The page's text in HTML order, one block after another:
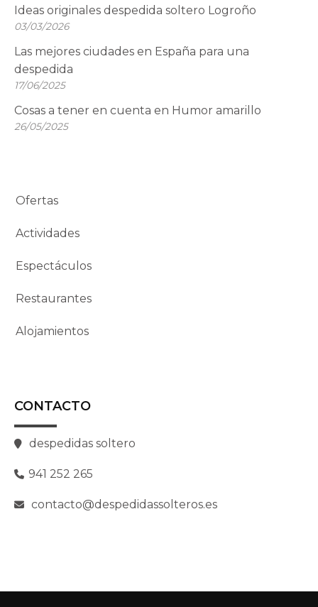
Ideas originales despedida soltero Logroño
03/03/2026
Las mejores ciudades en España para una
despedida
17/06/2025
Cosas a tener en cuenta en Humor amarillo
26/05/2025
Ofertas
Actividades
Espectáculos
Restaurantes
Alojamientos
CONTACTO
despedidas soltero
941 252 265
contacto@despedidassolteros.es